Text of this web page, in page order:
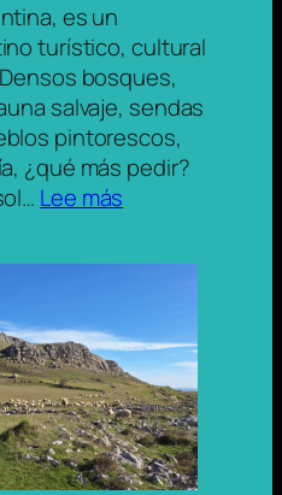
es un
turístico, cultural
bosques,
salvaje, sendas
pintorescos,
¿qué más pedir?
Lee más
día
en
la
Montaña
Palentina